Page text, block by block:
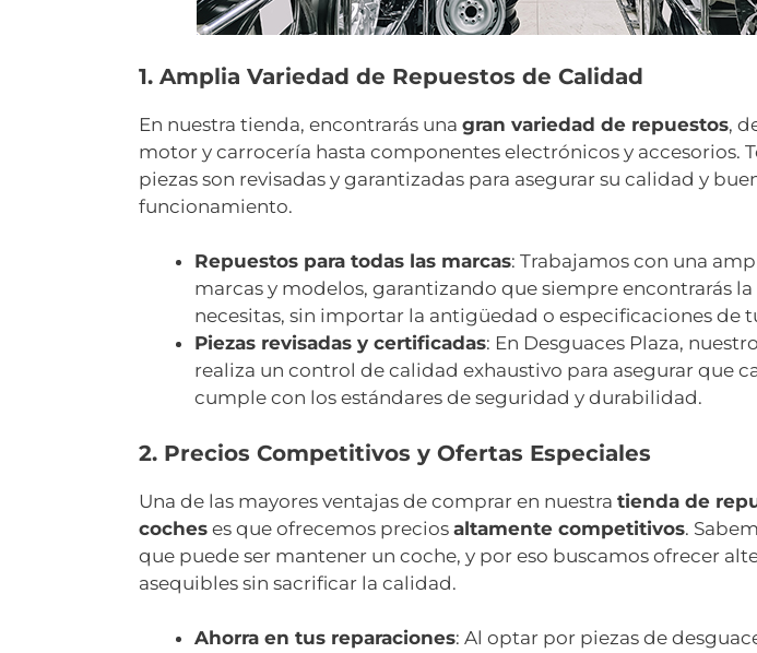
1. Amplia Variedad de Repuestos de Calidad
En nuestra tienda, encontrarás una gran variedad de repuestos,
motor y carrocería hasta componentes electrónicos y accesorios.
piezas son revisadas y garantizadas para asegurar su calidad y
funcionamiento.
Repuestos para todas las marcas: Trabajamos con una
marcas y modelos, garantizando que siempre encontrarás
necesitas, sin importar la antigüedad o especificaciones de
Piezas revisadas y certificadas: En Desguaces Plaza,
realiza un control de calidad exhaustivo para asegurar que
cumple con los estándares de seguridad y durabilidad.
2. Precios Competitivos y Ofertas Especiales
Una de las mayores ventajas de comprar en nuestra tienda de
coches es que ofrecemos precios altamente competitivos.
que puede ser mantener un coche, y por eso buscamos ofrecer
asequibles sin sacrificar la calidad.
Ahorra en tus reparaciones: Al optar por piezas de